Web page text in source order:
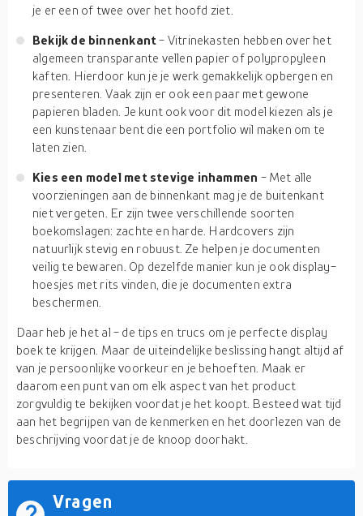
je er een of twee over het hoofd ziet.
Bekijk de binnenkant- Vitrinekasten hebben over het
algemeen transparante vellen papier of polypropyleen
kaften. Hierdoor kun je je werk gemakkelijk opbergen en
presenteren. Vaak zijn er ook een paar met gewone
papieren bladen. Je kunt ook voor dit model kiezen als je
een kunstenaar bent die een portfolio wil maken om te
laten zien.
Kies een model met stevige inhammen - Met alle
voorzieningen aan de binnenkant mag je de buitenkant
niet vergeten. Er zijn twee verschillende soorten
boekomslagen: zachte en harde. Hardcovers zijn
natuurlijk stevig en robuust. Ze helpen je documenten
veilig te bewaren. Op dezelfde manier kun je ook display-
hoesjes met rits vinden, die je documenten extra
beschermen.
Daar heb je het al - de tips en trucs om je perfecte display
boek te krijgen. Maar de uiteindelijke beslissing hangt altijd af
van je persoonlijke voorkeur en je behoeften. Maak er
daarom een punt van om elk aspect van het product
zorgvuldig te bekijken voordat je het koopt. Besteed wat tijd
aan het begrijpen van de kenmerken en het doorlezen van de
beschrijving voordat je de knoop doorhakt.
Vragen